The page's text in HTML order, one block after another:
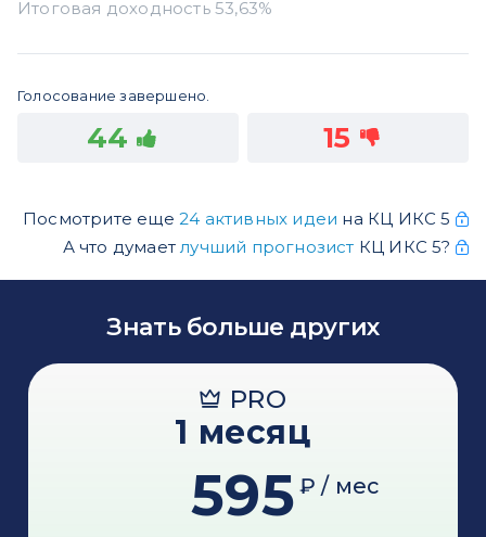
Голосование завершено.
44 15
Посмотрите еще 24 активных идеи на КЦ ИКС 5
А что думаетлучший прогнозист КЦ ИКС 5?
Знать больше других
PRO
1 месяц
595 ₽ / мес